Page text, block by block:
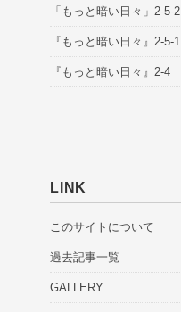
「もっと暗い日々」2-5-2
『もっと暗い日々』2-5-1
『もっと暗い日々』2-4
LINK
このサイトについて
過去記事一覧
GALLERY